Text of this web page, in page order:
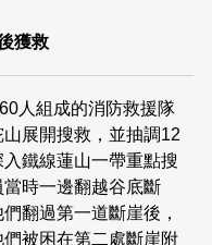
獲救
人組成的消防救援隊
展開搜救，並抽調12
鐵線蓮山一帶重點搜
時一邊翻越谷底斷
翻過第一道斷崖後，
被困在第二處斷崖附